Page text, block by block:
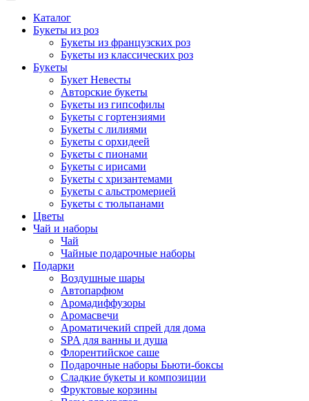
Каталог
Букеты из роз
Букеты из французских роз
Букеты из классических роз
Букеты
Букет Невесты
Авторские букеты
Букеты из гипсофилы
Букеты с гортензиями
Букеты с лилиями
Букеты с орхидеей
Букеты с пионами
Букеты с ирисами
Букеты с хризантемами
Букеты с альстромерией
Букеты с тюльпанами
Цветы
Чай и наборы
Чай
Чайные подарочные наборы
Подарки
Воздушные шары
Автопарфюм
Аромадиффузоры
Аромасвечи
Ароматичекий спрей для дома
SPA для ванны и душа
Флорентийское саше
Подарочные наборы Бьюти-боксы
Сладкие букеты и композиции
Фруктовые корзины